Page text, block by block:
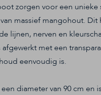
zorgen voor een unieke
massief mangohout.
lijnen, nerven en
met een
eenvoudig is.
diameter van 90 cm en